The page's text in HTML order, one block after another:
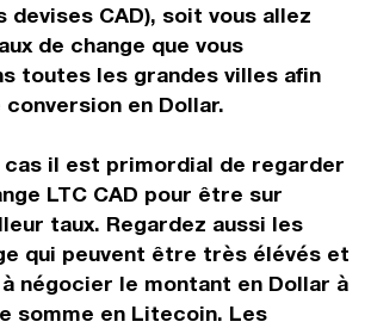
devises CAD), soit vous allez
de change que vous
toutes les grandes villes afin
en Dollar.
cas il est primordial de regarder
LTC CAD pour être sur
taux. Regardez aussi les
qui peuvent être très élévés et
négocier le montant en Dollar à
somme en Litecoin. Les